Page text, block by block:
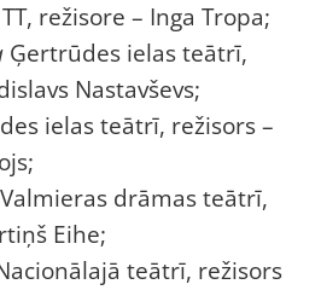
režisore – Inga Tropa;
Ģertrūdes ielas teātrī,
Nastavševs;
ielas teātrī, režisors –
Valmieras drāmas teātrī,
Eihe;
teātrī, režisors